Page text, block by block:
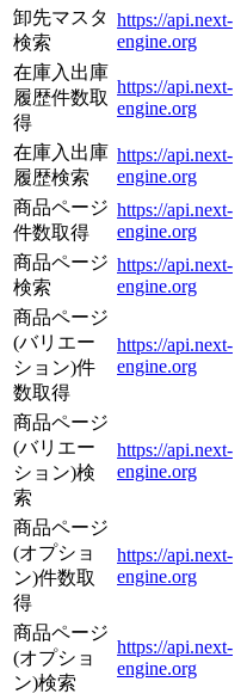
卸先マスタ
検索
https://api.next-
engine.org
在庫入出庫
履歴件数取
得
https://api.next-
engine.org
在庫入出庫
履歴検索
https://api.next-
engine.org
商品ページ
件数取得
https://api.next-
engine.org
商品ページ
検索
https://api.next-
engine.org
商品ページ
(バリエー
ション)件
数取得
https://api.next-
engine.org
商品ページ
(バリエー
ション)検
索
https://api.next-
engine.org
商品ページ
(オプショ
ン)件数取
得
https://api.next-
engine.org
商品ページ
(オプショ
ン)検索
https://api.next-
engine.org